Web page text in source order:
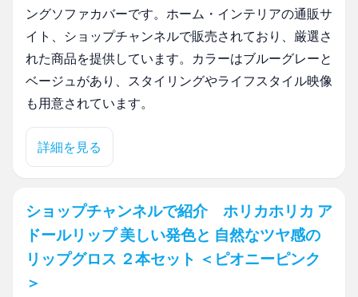
ングソファカバーです。ホーム・インテリアの通販サ
イト、ショップチャンネルで販売されており、厳選さ
れた商品を提供しています。カラーはブルーグレーと
ベージュがあり、スタイリングやライフスタイル映像
も用意されています。
詳細を見る
ショップチャンネルで紹介 ホリカホリカ ア
ドールリップ 美しい発色と 自然なツヤ感の
リップグロス ２本セット ＜ピオニーピンク
＞